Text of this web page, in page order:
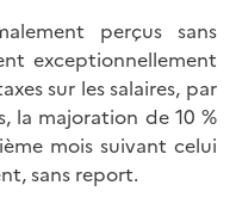
perçus sans
exceptionnellement
sur les salaires, par
la majoration de 10 %
mois suivant celui
sans report.